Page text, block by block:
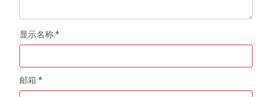
显示名称*
邮箱*